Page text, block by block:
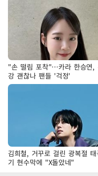
"손 떨림 포착"…카라 한승연,
강 괜찮나 팬들 '걱정'
김희철, 거꾸로 걸린 광복절 태
기 현수막에 "X돌았네"